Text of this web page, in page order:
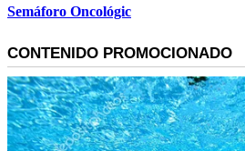
Semáforo Oncológic